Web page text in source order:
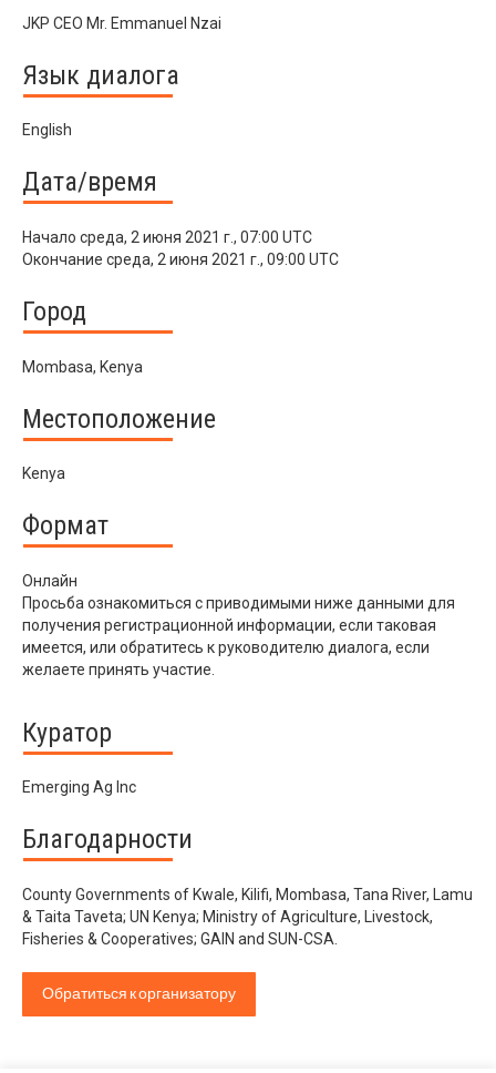
JKP CEO Mr. Emmanuel Nzai
Язык диалога
English
Дата/время
Начало среда, 2 июня 2021 г., 07:00 UTC
Окончание среда, 2 июня 2021 г., 09:00 UTC
Город
Mombasa, Kenya
Местоположение
Kenya
Формат
Онлайн
Просьба ознакомиться с приводимыми ниже данными для
получения регистрационной информации, если таковая
имеется, или обратитесь к руководителю диалога, если
желаете принять участие.
Куратор
Emerging Ag Inc
Благодарности
County Governments of Kwale, Kilifi, Mombasa, Tana River, Lamu
& Taita Taveta; UN Kenya; Ministry of Agriculture, Livestock,
Fisheries & Cooperatives; GAIN and SUN-CSA.
Обратиться к организатору